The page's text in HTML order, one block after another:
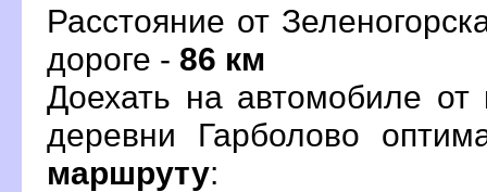
Расстояние от
дороге - 86 км
Доехать на автомобиле от
деревни Гарболово
маршруту: